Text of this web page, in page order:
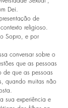
Dei.
de
religioso.
Sopro, e por
conversar sobre o
que as pessoas
que as pessoas
quando muitas não
sua experiência e